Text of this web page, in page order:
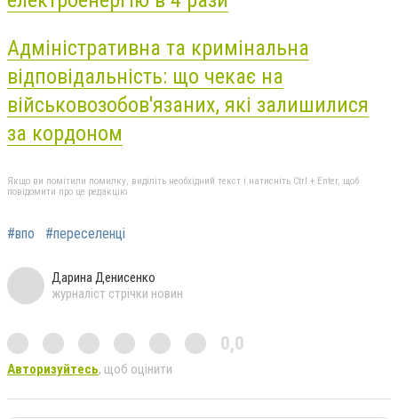
Адміністративна та кримінальна
відповідальність: що чекає на
військовозобов'язаних, які залишилися
за кордоном
Якщо ви помітили помилку, виділіть необхідний текст і натисніть Ctrl + Enter, щоб
повідомити про це редакцію
#впо #переселенці
Дарина Денисенко
журналіст стрічки новин
0,0
Авторизуйтесь, щоб оцінити